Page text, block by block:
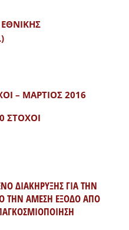
– ΜΑΡΤΙΟΣ 2016
ΣΤΟΧΟΙ
ΔΙΑΚΗΡΥΞΗΣ ΓΙΑ ΤΗΝ
ΤΗΝ ΑΜΕΣΗ ΕΞΟΔΟ ΑΠΟ